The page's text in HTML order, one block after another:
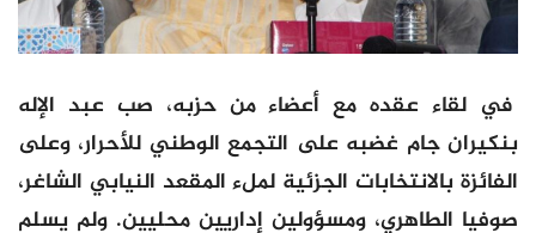
في لقاء عقده مع أعضاء من حزبه، صب عبد الإله
بنكيران جام غضبه على التجمع الوطني للأحرار، وعلى
الفائزة بالانتخابات الجزئية لملء المقعد النيابي الشاغر،
صوفيا الطاهري، ومسؤولين إداريين محليين. ولم يسلم